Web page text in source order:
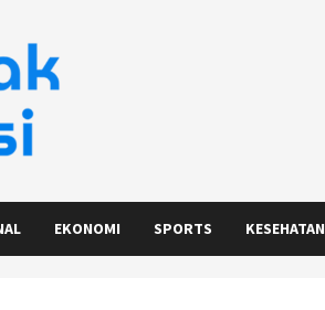
EKONOMI SPORTS KESEHATAN